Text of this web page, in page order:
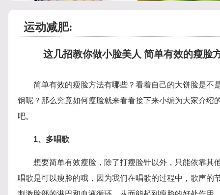
运动减肥:
这几招教你做小脸美人 简单有效的瘦脸
简单有效的瘦脸方法有哪些？看着自己的大饼脸是不
钢呢？那么究竟如何瘦脸就来看看接下来小编为大家介绍
吧。
1、多唱歌
想要简单有效瘦脸，除了打瘦脸针以外，只能依靠其
唱歌是可以瘦脸的哦，因为我们在唱歌的过程中，歌声的